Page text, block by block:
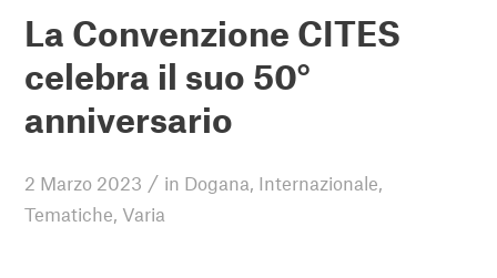
La Convenzione CITES
celebra il suo 50°
anniversario
2 Marzo 2023 / in Dogana, Internazionale,
Tematiche, Varia